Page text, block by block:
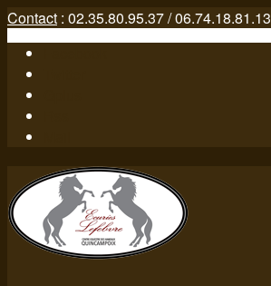
Contact : 02.35.80.95.37 / 06.74.18.81.13